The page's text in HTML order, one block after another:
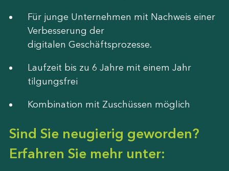
Für junge Unternehmen mit Nachweis einer
Verbesserung der
digitalen Geschäftsprozesse.
Laufzeit bis zu 6 Jahre mit einem Jahr
tilgungsfrei
Kombination mit Zuschüssen möglich
Sind Sie neugierig geworden?
Erfahren Sie mehr unter: